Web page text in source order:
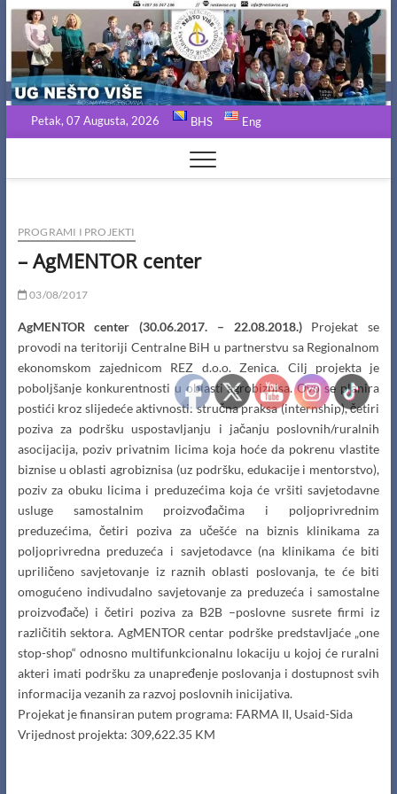
Skip
content
Petak, 07 Augusta, 2026 BHS Eng
PROGRAMI I PROJEKTI
– AgMENTOR center
03/08/2017
AgMENTOR center(30.06.2017. – 22.08.2018.)Projekat se
provodi na teritoriji Centralne BiH u partnerstvu sa Regionalnom
ekonomskom zajednicom REZ d.o.o. Zenica. Cilj projekta je
poboljšanje konkurentnosti u oblasti agrobiznisa. Ovo se planira
postići kroz slijedeće aktivnosti: stručna praksa (internship), četiri
poziva za podršku uspostavljanju i jačanju poslovnih/ruralnih
asocijacija, poziv privatnim licima koja hoće da pokrenu vlastite
biznise u oblasti agrobiznisa (uz podršku, edukacije i mentorstvo),
poziv za obuku licima i preduzećima koja će vršiti savjetodavne
usluge samostalnim proizvođačima i poljoprivrednim
preduzećima, četiri poziva za učešće na biznis klinikama za
poljoprivredna preduzeća i savjetodavce (na klinikama će biti
upriličeno savjetovanje iz raznih oblasti poslovanja, te će biti
omogućeno indivudalno savjetovanje za preduzeća i samostalne
proizvođače) i četiri poziva za B2B –poslovne susrete firmi iz
različitih sektora. AgMENTOR centar podrške predstavljaće „one
stop-shop“ odnosno multifunkcionalnu lokaciju u kojoj će ruralni
akteri imati podršku za unapređenje poslovanja i dostupnost svih
informacija vezanih za razvoj poslovnih inicijativa.
Projekat je finansiran putem programa: FARMA II, Usaid-Sida
Vrijednost projekta: 309,622.35 KM